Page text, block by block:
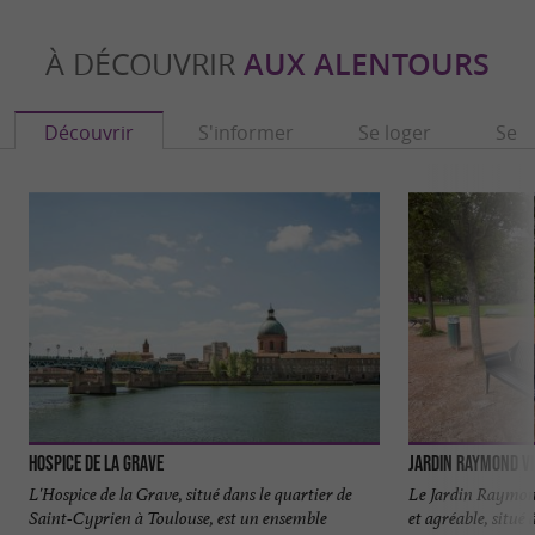
À DÉCOUVRIR AUX ALENTOURS
Découvrir S'informer Se loger Se
Hospice de la Grave
L'Hospice de la Grave, situé dans le quartier de
Saint-Cyprien à Toulouse, est un ensemble
Jardin Raymond VI
Le Jardin
et agréable, situé